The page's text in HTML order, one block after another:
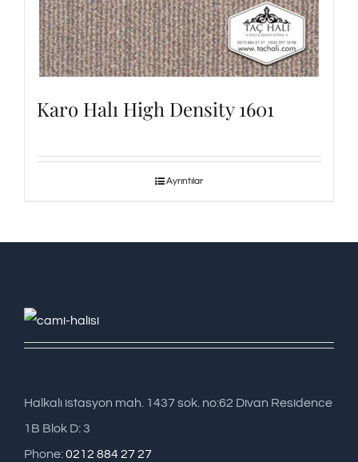
Karo Halı High Density 1601
Ayrıntılar
Halkalı istasyon mah. 1437 sok. no:62 Divan Residence
1B Blok D: 3
Phone:0212 884 27 27